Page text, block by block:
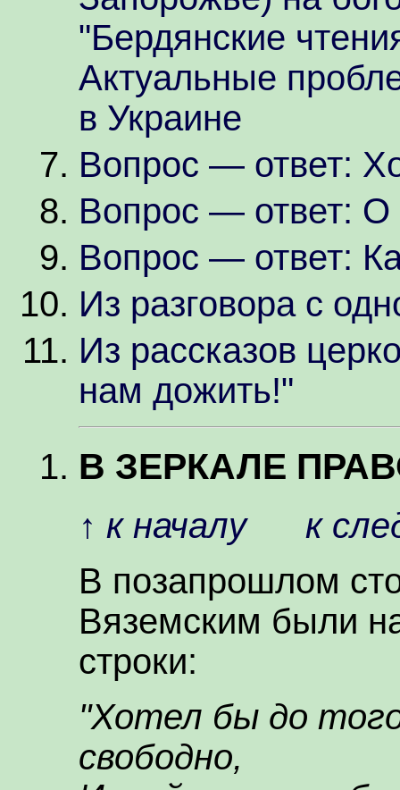
"Бердянские
Актуальные
в Украине
Вопрос — ответ:
Вопрос — ответ: О
Вопрос — ответ:
Из разговора с
Из рассказов
нам дожить!"
В ЗЕРКАЛЕ
↑ к началу
к
В позапрошлом
Вяземским были
строки:
"Хотел бы до
свободно,